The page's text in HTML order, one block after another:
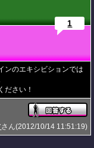
1
ンのエキシビションでは
ださい！
さん(2012/10/14 11:51:19)